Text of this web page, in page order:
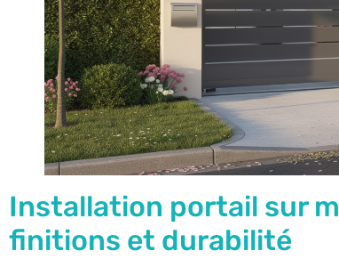
Installation portail sur
finitions et durabilité